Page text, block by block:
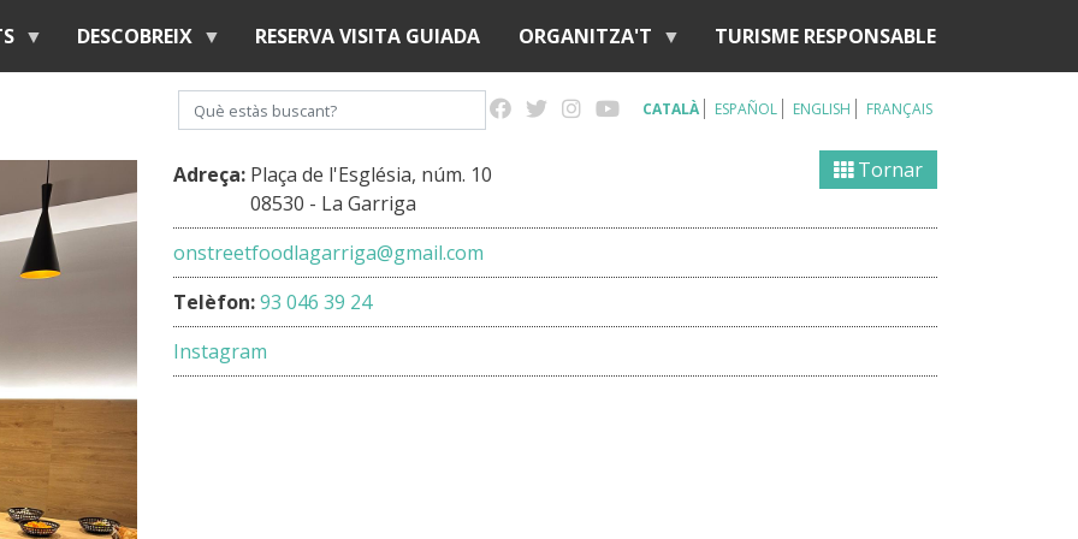
al
contingut
DESCOBREIX RESERVA VISITA GUIADA ORGANITZA'T TURISME RESPONSABLE
CATALÀ ESPAÑOL ENGLISH FRANÇAIS
Cerca
Tornar
Adreça: Plaça de l'Església, núm. 10
08530 - La Garriga
onstreetfoodlagarriga@gmail.com
Telèfon:93 046 39 24
Instagram